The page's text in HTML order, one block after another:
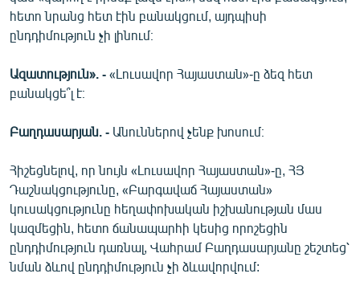
հետո նրանց հետ էին բանակցում, այդպիսի
ընդդիմություն չի լինում։
Ազատություն». - «Լուսավոր Հայաստան»-ը ձեզ հետ
բանակցե՞լ է։
Բաղդասարյան. - Անուններով չենք խոսում։
Հիշեցնելով, որ նույն «Լուսավոր Հայաստան»-ը, ՀՅ
Դաշնակցությունը, «Բարգավաճ Հայաստան»
կուսակցությունը հեղափոխական իշխանության մաս
կազմեցին, հետո ճանապարհի կեսից որոշեցին
ընդդիմություն դառնալ, Վահրամ Բաղդասարյանը շեշտեց՝
նման ձևով ընդդիմություն չի ձևավորվում: